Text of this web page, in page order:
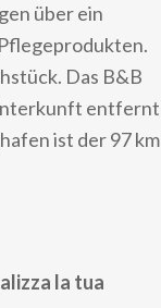
über ein
Das B&B
entfernt
ist der 97 km
la tua